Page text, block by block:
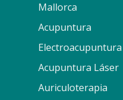
Mallorca
Acupuntura
Electroacupuntura
Acupuntura Láser
Auriculoterapia